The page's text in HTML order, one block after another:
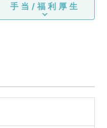
手当/福利厚生